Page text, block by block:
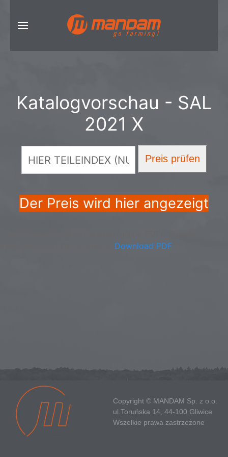
Katalogvorschau - SAL
2021 X
Der Preis wird hier angezeigt
Download PDF
Copyright © MANDAM Sp. z o.o.
ul.Toruńska 14, 44-100 Gliwice
Wszelkie prawa zastrzeżone